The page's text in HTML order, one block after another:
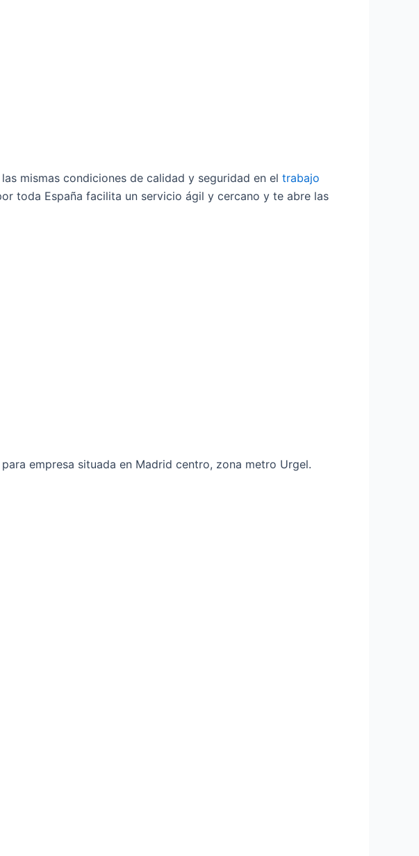
mismas condiciones de calidad y seguridad en el trabajo
toda España facilita un servicio ágil y cercano y te abre las
empresa situada en Madrid centro, zona metro Urgel.